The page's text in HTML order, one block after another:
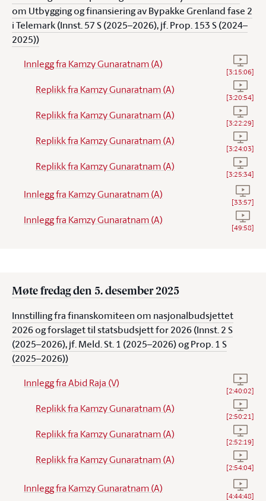
om Utbygging og finansiering av Bypakke Grenland fase 2
i Telemark (Innst. 57 S (2025–2026), jf. Prop. 153 S (2024–
2025))
Innlegg fra Kamzy Gunaratnam (A) Se
[3:15:06]
Replikk fra Kamzy Gunaratnam (A) Se
[3:20:54]
Replikk fra Kamzy Gunaratnam (A) Se
[3:22:29]
Replikk fra Kamzy Gunaratnam (A) Se
[3:24:03]
Replikk fra Kamzy Gunaratnam (A) Se
[3:25:34]
Innlegg fra Kamzy Gunaratnam (A) Se
[33:57]
Innlegg fra Kamzy Gunaratnam (A) Se
[49:58]
Møte fredag den 5. desember 2025
Innstilling fra finanskomiteen om nasjonalbudsjettet
2026 og forslaget til statsbudsjett for 2026 (Innst. 2 S
(2025–2026), jf. Meld. St. 1 (2025–2026) og Prop. 1 S
(2025–2026))
Innlegg fra Abid Raja (V) Se
[2:40:02]
Replikk fra Kamzy Gunaratnam (A) Se
[2:50:21]
Replikk fra Kamzy Gunaratnam (A) Se
[2:52:19]
Replikk fra Kamzy Gunaratnam (A) Se
[2:54:04]
Innlegg fra Kamzy Gunaratnam (A) Se
[4:44:48]